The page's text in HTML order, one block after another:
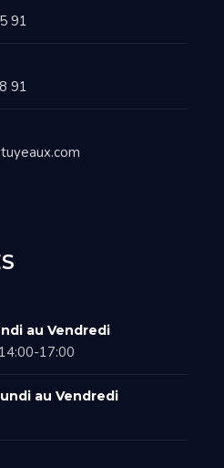
91
91
au Vendredi
17:00
au Vendredi